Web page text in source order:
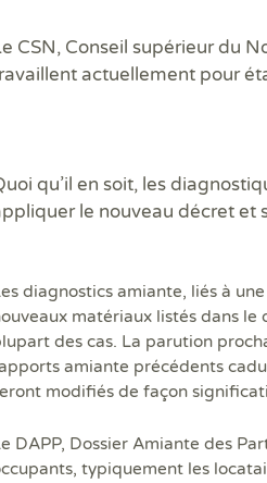
CSN, Conseil supérieur du
actuellement pour
qu’il en soit, les
le nouveau décret et
diagnostics amiante, liés à
matériaux listés dans
des cas. La parution
amiante précédents
modifiés de façon
DAPP, Dossier Amiante des
typiquement les